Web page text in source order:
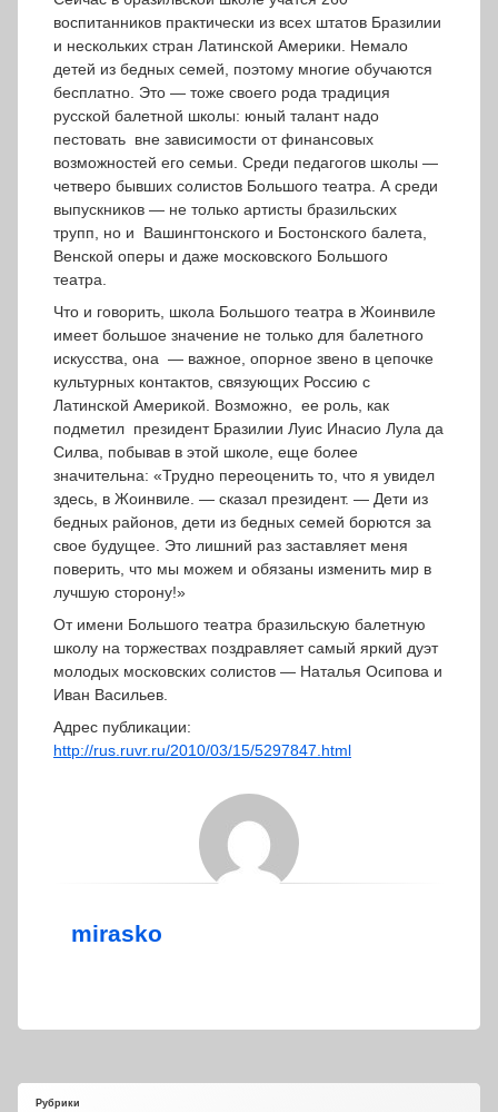
воспитанников практически из всех штатов Бразилии
и нескольких стран Латинской Америки. Немало
детей из бедных семей, поэтому многие обучаются
бесплатно. Это — тоже своего рода традиция
русской балетной школы: юный талант надо
пестовать вне зависимости от финансовых
возможностей его семьи. Среди педагогов школы —
четверо бывших солистов Большого театра. А среди
выпускников — не только артисты бразильских
трупп, но и Вашингтонского и Бостонского балета,
Венской оперы и даже московского Большого
театра.
Что и говорить, школа Большого театра в Жоинвиле
имеет большое значение не только для балетного
искусства, она — важное, опорное звено в цепочке
культурных контактов, связующих Россию с
Латинской Америкой. Возможно, ее роль, как
подметил президент Бразилии Луис Инасио Лула да
Силва, побывав в этой школе, еще более
значительна: «Трудно переоценить то, что я увидел
здесь, в Жоинвиле. — сказал президент. — Дети из
бедных районов, дети из бедных семей борются за
свое будущее. Это лишний раз заставляет меня
поверить, что мы можем и обязаны изменить мир в
лучшую сторону!»
От имени Большого театра бразильскую балетную
школу на торжествах поздравляет самый яркий дуэт
молодых московских солистов — Наталья Осипова и
Иван Васильев.
Адрес публикации:
http://rus.ruvr.ru/2010/03/15/5297847.html
mirasko
Рубрики